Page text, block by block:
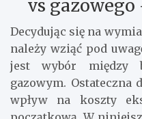
vs
Decydując się na
należy wziąć pod
jest wybór między
gazowym. Ostateczna
wpływ na koszty